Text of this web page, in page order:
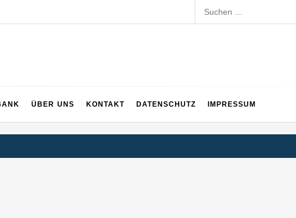
Suchen
nach:
ÜBER UNS KONTAKT DATENSCHUTZ IMPRESSUM